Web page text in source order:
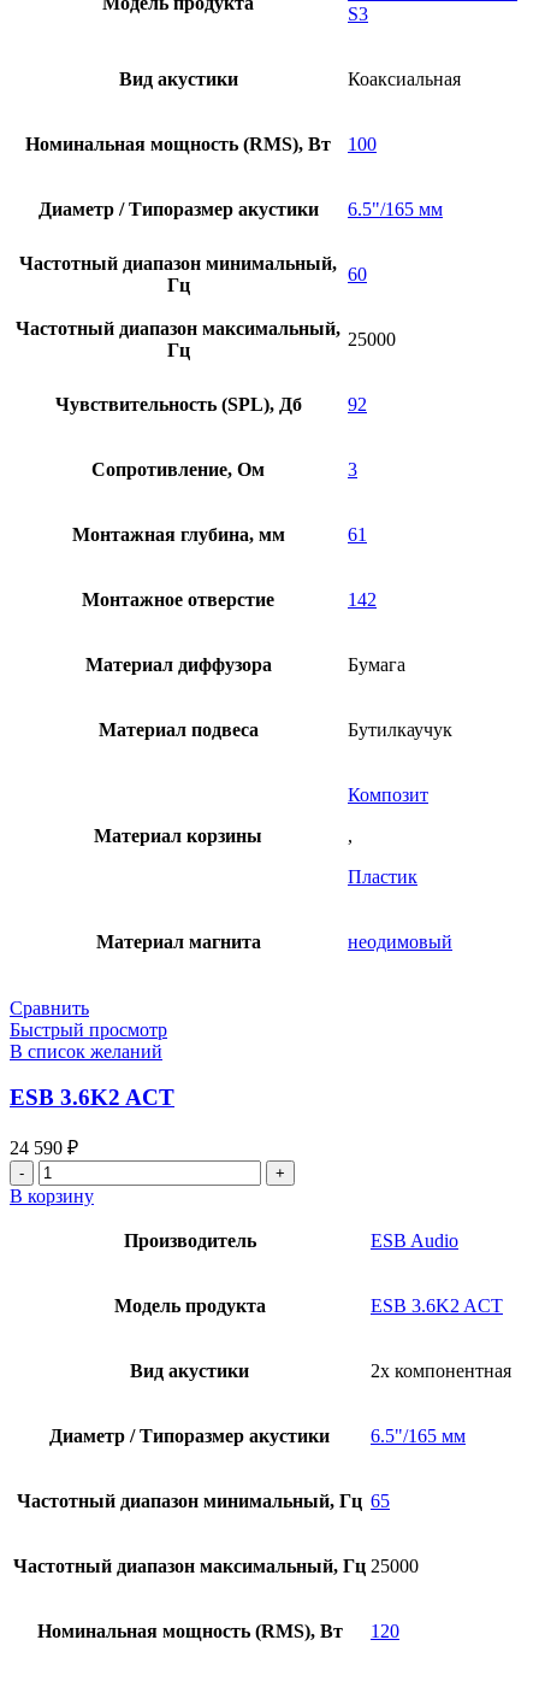
S3
Вид акустики Коаксиальная
Номинальная мощность (RMS), Вт 100
Диаметр / Типоразмер акустики 6.5"/165 мм
Частотный диапазон минимальный,
Гц
60
Частотный диапазон максимальный,
Гц
25000
Чувствительность (SPL), Дб 92
Сопротивление, Ом 3
Монтажная глубина, мм 61
Монтажное отверстие 142
Материал диффузора Бумага
Материал подвеса Бутилкаучук
Материал корзины
Композит
,
Пластик
Материал магнита неодимовый
Сравнить
Быстрый просмотр
В список желаний
ESB 3.6K2 ACT
24 590 ₽
Количество
товара
ESB
В корзину
Производитель ESB Audio
Модель продукта ESB 3.6K2 ACT
Вид акустики 2х компонентная
Диаметр / Типоразмер акустики 6.5"/165 мм
Частотный диапазон минимальный, Гц 65
Частотный диапазон максимальный, Гц 25000
Номинальная мощность (RMS), Вт 120